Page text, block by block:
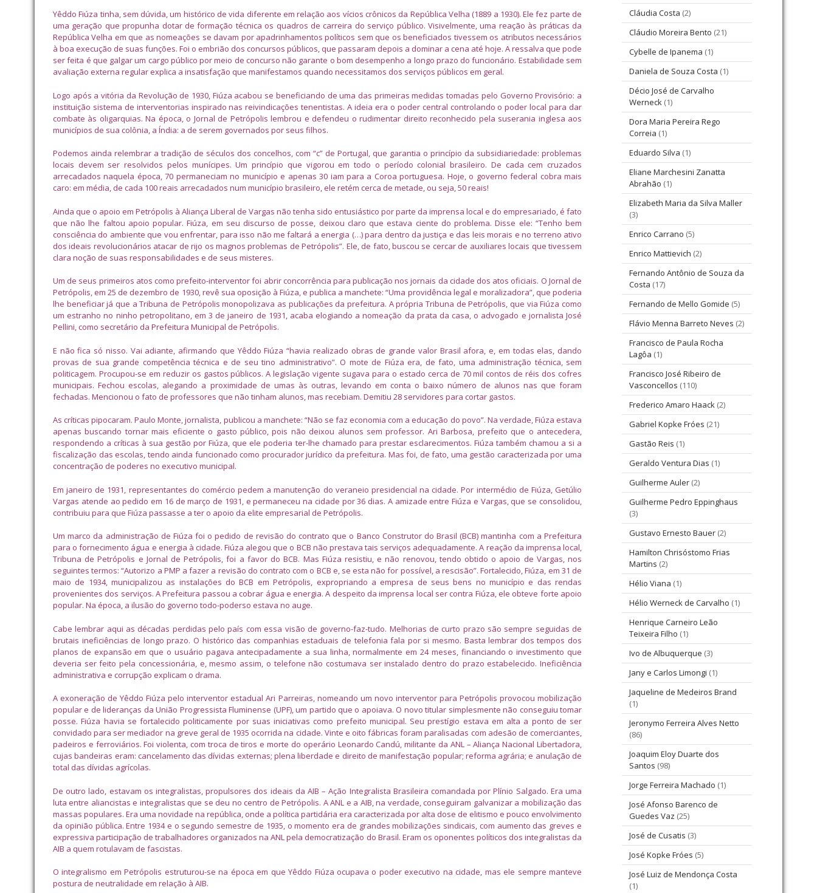
Yêddo Fiúza tinha, sem dúvida, um histórico de vida diferente em relação aos vícios crônicos da República Velha (1889 a 1930). Ele fez parte de
uma geração que propunha dotar de formação técnica os quadros de carreira do serviço público. Visivelmente, uma reação às práticas da
República Velha em que as nomeações se davam por apadrinhamentos políticos sem que os beneficiados tivessem os atributos necessários
à boa execução de suas funções. Foi o embrião dos concursos públicos, que passaram depois a dominar a cena até hoje. A ressalva que pode
ser feita é que galgar um cargo público por meio de concurso não garante o bom desempenho a longo prazo do funcionário. Estabilidade sem
avaliação externa regular explica a insatisfação que manifestamos quando necessitamos dos serviços públicos em geral.
Logo após a vitória da Revolução de 1930, Fiúza acabou se beneficiando de uma das primeiras medidas tomadas pelo Governo Provisório: a
instituição sistema de interventorias inspirado nas reivindicações tenentistas. A ideia era o poder central controlando o poder local para dar
combate às oligarquias. Na época, o Jornal de Petrópolis lembrou e defendeu o rudimentar direito reconhecido pela suserania inglesa aos
municípios de sua colônia, a Índia: a de serem governados por seus filhos.
Podemos ainda relembrar a tradição de séculos dos concelhos, com “c” de Portugal, que garantia o princípio da subsidiariedade: problemas
locais devem ser resolvidos pelos munícipes. Um princípio que vigorou em todo o período colonial brasileiro. De cada cem cruzados
arrecadados naquela época, 70 permaneciam no município e apenas 30 iam para a Coroa portuguesa. Hoje, o governo federal cobra mais
caro: em média, de cada 100 reais arrecadados num município brasileiro, ele retém cerca de metade, ou seja, 50 reais!
Ainda que o apoio em Petrópolis à Aliança Liberal de Vargas não tenha sido entusiástico por parte da imprensa local e do empresariado, é fato
que não lhe faltou apoio popular. Fiúza, em seu discurso de posse, deixou claro que estava ciente do problema. Disse ele: “Tenho bem
consciência do ambiente que vou enfrentar, para isso não me faltará a energia (…) para dentro da justiça e das leis morais e no terreno ativo
dos ideais revolucionários atacar de rijo os magnos problemas de Petrópolis”. Ele, de fato, buscou se cercar de auxiliares locais que tivessem
clara noção de suas responsabilidades e de seus misteres.
Um de seus primeiros atos como prefeito-interventor foi abrir concorrência para publicação nos jornais da cidade dos atos oficiais. O Jornal de
Petrópolis, em 25 de dezembro de 1930, revê sua oposição à Fiúza, e publica a manchete: “Uma providência legal e moralizadora”, que poderia
lhe beneficiar já que a Tribuna de Petrópolis monopolizava as publicações da prefeitura. A própria Tribuna de Petrópolis, que via Fiúza como
um estranho no ninho petropolitano, em 3 de janeiro de 1931, acaba elogiando a nomeação da prata da casa, o advogado e jornalista José
Pellini, como secretário da Prefeitura Municipal de Petrópolis.
E não fica só nisso. Vai adiante, afirmando que Yêddo Fiúza “havia realizado obras de grande valor Brasil afora, e, em todas elas, dando
provas de sua grande competência técnica e de seu tino administrativo”. O mote de Fiúza era, de fato, uma administração técnica, sem
politicagem. Procupou-se em reduzir os gastos públicos. A legislação vigente sugava para o estado cerca de 70 mil contos de réis dos cofres
municipais. Fechou escolas, alegando a proximidade de umas às outras, levando em conta o baixo número de alunos nas que foram
fechadas. Mencionou o fato de professores que não tinham alunos, mas recebiam. Demitiu 28 servidores para cortar gastos.
As críticas pipocaram. Paulo Monte, jornalista, publicou a manchete: “Não se faz economia com a educação do povo”. Na verdade, Fiúza estava
apenas buscando tornar mais eficiente o gasto público, pois não deixou alunos sem professor. Ari Barbosa, prefeito que o antecedera,
respondendo a críticas à sua gestão por Fiúza, que ele poderia ter-lhe chamado para prestar esclarecimentos. Fiúza também chamou a si a
fiscalização das escolas, tendo ainda funcionado como procurador jurídico da prefeitura. Mas foi, de fato, uma gestão caracterizada por uma
concentração de poderes no executivo municipal.
Em janeiro de 1931, representantes do comércio pedem a manutenção do veraneio presidencial na cidade. Por intermédio de Fiúza, Getúlio
Vargas atende ao pedido em 16 de março de 1931, e permaneceu na cidade por 36 dias. A amizade entre Fiúza e Vargas, que se consolidou,
contribuiu para que Fiúza passasse a ter o apoio da elite empresarial de Petrópolis.
Um marco da administração de Fiúza foi o pedido de revisão do contrato que o Banco Construtor do Brasil (BCB) mantinha com a Prefeitura
para o fornecimento água e energia à cidade. Fiúza alegou que o BCB não prestava tais serviços adequadamente. A reação da imprensa local,
Tribuna de Petrópolis e Jornal de Petrópolis, foi a favor do BCB. Mas Fiúza resistiu, e não renovou, tendo obtido o apoio de Vargas, nos
seguintes termos: “Autorizo a PMP a fazer a revisão do contrato com o BCB e, se esta não for possível, a rescisão”. Fortalecido, Fiúza, em 31 de
maio de 1934, municipalizou as instalações do BCB em Petrópolis, expropriando a empresa de seus bens no município e das rendas
provenientes dos serviços. A Prefeitura passou a cobrar água e energia. A despeito da imprensa local ser contra Fiúza, ele obteve forte apoio
popular. Na época, a ilusão do governo todo-poderso estava no auge.
Cabe lembrar aqui as décadas perdidas pelo país com essa visão de governo-faz-tudo. Melhorias de curto prazo são sempre seguidas de
brutais ineficiências de longo prazo. O histórico das companhias estaduais de telefonia fala por si mesmo. Basta lembrar dos tempos dos
planos de expansão em que o usuário pagava antecipadamente a sua linha, normalmente em 24 meses, financiando o investimento que
deveria ser feito pela concessionária, e, mesmo assim, o telefone não costumava ser instalado dentro do prazo estabelecido. Ineficiência
administrativa e corrupção explicam o drama.
A exoneração de Yêddo Fiúza pelo interventor estadual Ari Parreiras, nomeando um novo interventor para Petrópolis provocou mobilização
popular e de lideranças da União Progressista Fluminense (UPF), um partido que o apoiava. O novo titular simplesmente não conseguiu tomar
posse. Fiúza havia se fortalecido politicamente por suas iniciativas como prefeito municipal. Seu prestígio estava em alta a ponto de ser
convidado para ser mediador na greve geral de 1935 ocorrida na cidade. Vinte e oito fábricas foram paralisadas com adesão de comerciantes,
padeiros e ferroviários. Foi violenta, com troca de tiros e morte do operário Leonardo Candú, militante da ANL – Aliança Nacional Libertadora,
cujas bandeiras eram: cancelamento das dívidas externas; plena liberdade e direito de manifestação popular; reforma agrária; e anulação de
total das dívidas agrícolas.
De outro lado, estavam os integralistas, propulsores dos ideais da AIB – Ação Integralista Brasileira comandada por Plínio Salgado. Era uma
luta entre aliancistas e integralistas que se deu no centro de Petrópolis. A ANL e a AIB, na verdade, conseguiram galvanizar a mobilização das
massas populares. Era uma novidade na república, onde a política partidária era caracterizada por alta dose de elitismo e pouco envolvimento
da opinião pública. Entre 1934 e o segundo semestre de 1935, o momento era de grandes mobilizações sindicais, com aumento das greves e
expressiva participação de trabalhadores organizados na ANL pela democratização do Brasil. Eram os oponentes políticos dos integralistas da
AIB a quem rotulavam de fascistas.
O integralismo em Petrópolis estruturou-se na época em que Yêddo Fiúza ocupava o poder executivo na cidade, mas ele sempre manteve
postura de neutralidade em relação à AIB.
Cláudia Costa (2)
Cláudio Moreira Bento (21)
Cybelle de Ipanema (1)
Daniela de Souza Costa (1)
Décio José de Carvalho
Werneck (1)
Dora Maria Pereira Rego
Correia (1)
Eduardo Silva (1)
Eliane Marchesini Zanatta
Abrahão (1)
Elizabeth Maria da Silva Maller
(3)
Enrico Carrano (5)
Enrico Mattievich (2)
Fernando Antônio de Souza da
Costa (17)
Fernando de Mello Gomide (5)
Flávio Menna Barreto Neves (2)
Francisco de Paula Rocha
Lagôa (1)
Francisco José Ribeiro de
Vasconcellos (110)
Frederico Amaro Haack (2)
Gabriel Kopke Fróes (21)
Gastão Reis (1)
Geraldo Ventura Dias (1)
Guilherme Auler (2)
Guilherme Pedro Eppinghaus
(3)
Gustavo Ernesto Bauer (2)
Hamilton Chrisóstomo Frias
Martins (2)
Hélio Viana (1)
Hélio Werneck de Carvalho (1)
Henrique Carneiro Leão
Teixeira Filho (1)
Ivo de Albuquerque (3)
Jany e Carlos Limongi (1)
Jaqueline de Medeiros Brand
(1)
Jeronymo Ferreira Alves Netto
(86)
Joaquim Eloy Duarte dos
Santos (98)
Jorge Ferreira Machado (1)
José Afonso Barenco de
Guedes Vaz (25)
José de Cusatis (3)
José Kopke Fróes (5)
José Luiz de Mendonça Costa
(1)